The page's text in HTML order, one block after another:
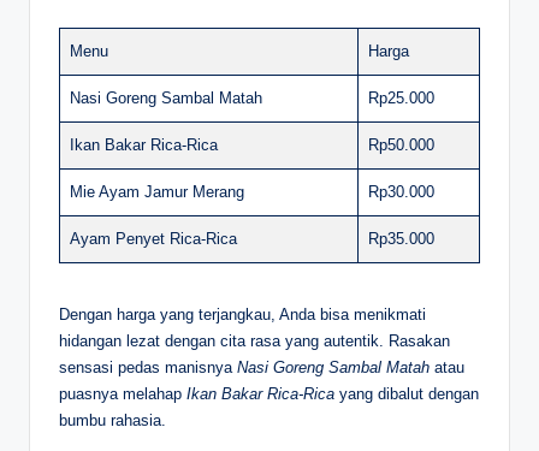
Menu Harga
Nasi Goreng Sambal Matah Rp25.000
Ikan Bakar Rica-Rica Rp50.000
Mie Ayam Jamur Merang Rp30.000
Ayam Penyet Rica-Rica Rp35.000
Dengan harga yang terjangkau, Anda bisa menikmati
hidangan lezat dengan cita rasa yang autentik. Rasakan
sensasi pedas manisnya Nasi Goreng Sambal Matah atau
puasnya melahap Ikan Bakar Rica-Rica yang dibalut dengan
bumbu rahasia.